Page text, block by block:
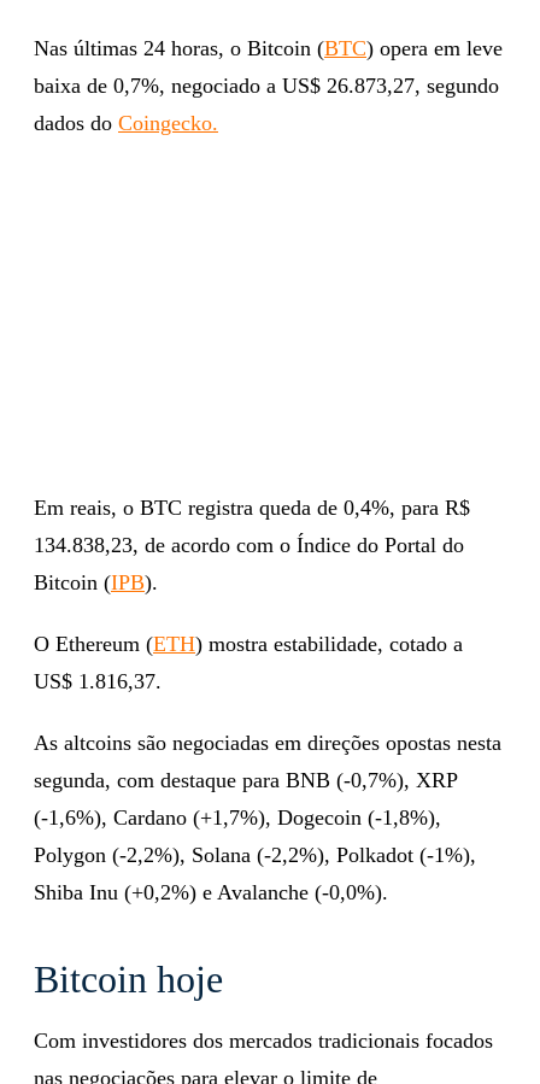
Nas últimas 24 horas, o Bitcoin (BTC) opera em leve
baixa de 0,7%, negociado a US$ 26.873,27, segundo
dados do Coingecko.
Em reais, o BTC registra queda de 0,4%, para R$
134.838,23, de acordo com o Índice do Portal do
Bitcoin (IPB).
O Ethereum (ETH) mostra estabilidade, cotado a
US$ 1.816,37.
As altcoins são negociadas em direções opostas nesta
segunda, com destaque para BNB (-0,7%), XRP
(-1,6%), Cardano (+1,7%), Dogecoin (-1,8%),
Polygon (-2,2%), Solana (-2,2%), Polkadot (-1%),
Shiba Inu (+0,2%) e Avalanche (-0,0%).
Bitcoin hoje
Com investidores dos mercados tradicionais focados
nas negociações para elevar o limite de